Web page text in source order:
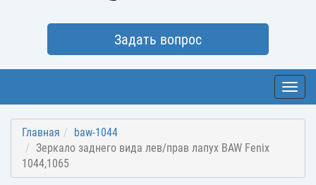
Задать вопрос
Главная
baw-1044
Зеркало заднего вида лев/прав лапух BAW Fenix
1044,1065